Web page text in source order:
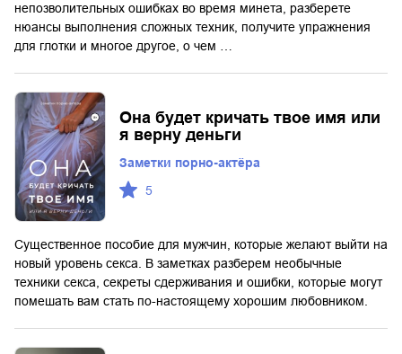
непозволительных ошибках во время минета, разберете
нюансы выполнения сложных техник, получите упражнения
для глотки и многое другое, о чем …
Она будет кричать твое имя или
я верну деньги
Заметки порно-актёра
5
Существенное пособие для мужчин, которые желают выйти на
новый уровень секса. В заметках разберем необычные
техники секса, секреты сдерживания и ошибки, которые могут
помешать вам стать по-настоящему хорошим любовником.